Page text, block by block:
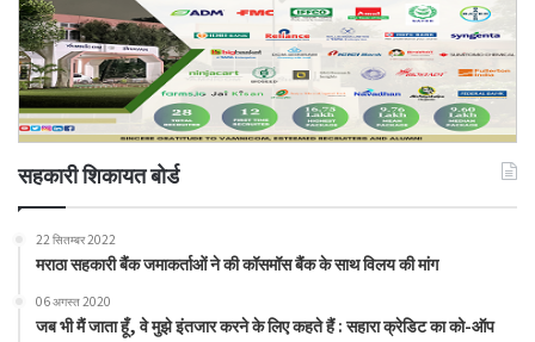
सहकारी शिकायत बोर्ड
22 सितम्बर 2022
मराठा सहकारी बैंक जमाकर्ताओं ने की कॉसमॉस बैंक के साथ विलय की मांग
06 अगस्त 2020
जब भी मैं जाता हूँ, वे मुझे इंतजार करने के लिए कहते हैं : सहारा क्रेडिट का को-ऑप